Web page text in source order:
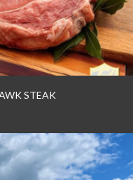
STEAK